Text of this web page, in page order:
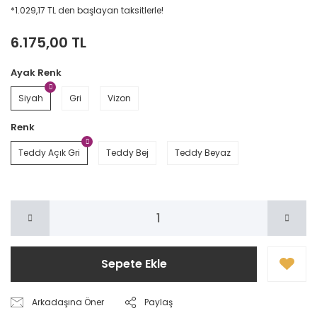
*1.029,17 TL den başlayan taksitlerle!
6.175,00 TL
Ayak Renk
Siyah Gri Vizon
Renk
Teddy Açık Gri Teddy Bej Teddy Beyaz
Sepete Ekle
Arkadaşına Öner Paylaş